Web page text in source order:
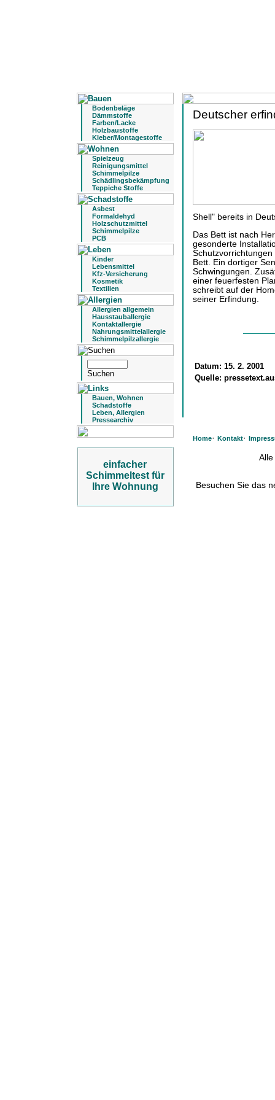
Bodenbeläge
Dämmstoffe
Farben/Lacke
Holzbaustoffe
Kleber/Montagestoffe
Spielzeug
Reinigungsmittel
Schimmelpilze
Schädlingsbekämpfung
Teppiche Stoffe
Asbest
Formaldehyd
Holzschutzmittel
Schimmelpilze
PCB
Kinder
Lebensmittel
Kfz-Versicherung
Kosmetik
Textilien
Allergien allgemein
Hausstauballergie
Kontaktallergie
Nahrungsmittelallergie
Schimmelpilzallergie
Bauen, Wohnen
Schadstoffe
Leben, Allergien
Pressearchiv
einfacher
Schimmeltest für
Ihre Wohnung
Deutscher
Shell" bereits in
Das Bett ist nach
gesonderte
Bett. Ein dortiger
Schwingungen.
einer feuerfesten
schreibt auf der
seiner Erfindung.
Datum: 15. 2. 2001
Quelle:
Home· Kontakt·
Besuchen Sie das